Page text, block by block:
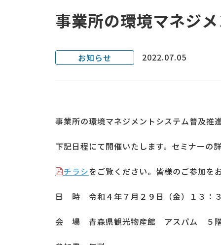
事業所の環境マネジ
お知らせ 2022.07.05
事業所の環境マネジメントシステム普及推
下記日程にて開催いたします。セミナーの
チラシをご覧ください。皆様のご参加を
日 時 令和４年７月２９日（金）１３：
会 場 青森県観光物産館 アスパム ５